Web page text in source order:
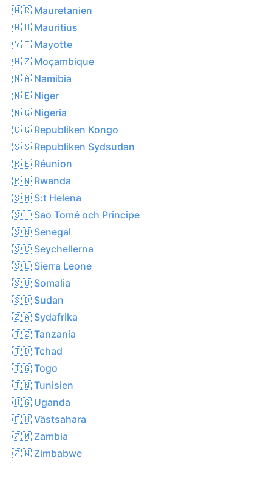
🇲🇷 Mauretanien
🇲🇺 Mauritius
🇾🇹 Mayotte
🇲🇿 Moçambique
🇳🇦 Namibia
🇳🇪 Niger
🇳🇬 Nigeria
🇨🇬 Republiken Kongo
🇸🇸 Republiken Sydsudan
🇷🇪 Réunion
🇷🇼 Rwanda
🇸🇭 S:t Helena
🇸🇹 Sao Tomé och Principe
🇸🇳 Senegal
🇸🇨 Seychellerna
🇸🇱 Sierra Leone
🇸🇴 Somalia
🇸🇩 Sudan
🇿🇦 Sydafrika
🇹🇿 Tanzania
🇹🇩 Tchad
🇹🇬 Togo
🇹🇳 Tunisien
🇺🇬 Uganda
🇪🇭 Västsahara
🇿🇲 Zambia
🇿🇼 Zimbabwe